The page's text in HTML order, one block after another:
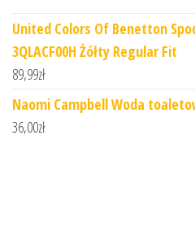
United Colors Of Benetton
3QLACF00H Żółty Regular Fit
89,99zł
Naomi Campbell Woda
36,00zł